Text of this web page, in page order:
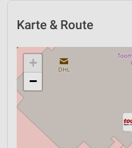
Karte & Route
+
−